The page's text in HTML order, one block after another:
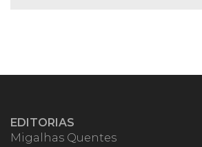
EDITORIAS
Migalhas Quentes